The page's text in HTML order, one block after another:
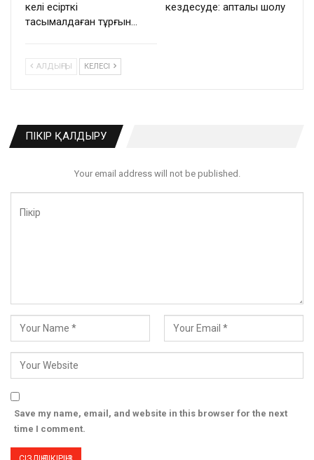
келі есірткі
тасымалдаған тұрғын…
кездесуде: апталық шолу
АЛДЫҢҒЫ КЕЛЕСІ
ПІКІР ҚАЛДЫРУ
Your email address will not be published.
Save my name, email, and website in this browser for the next
time I comment.